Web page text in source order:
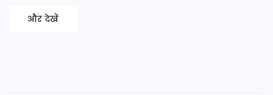
और देखें